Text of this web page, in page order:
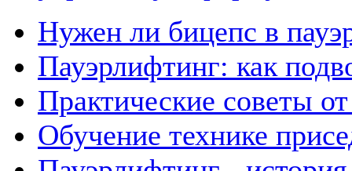
Нужен ли бицепс в
Пауэрлифтинг: как
Практические советы
Обучение технике